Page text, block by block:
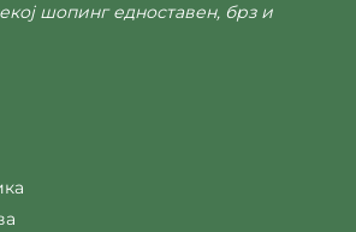
шопинг едноставен, брз и